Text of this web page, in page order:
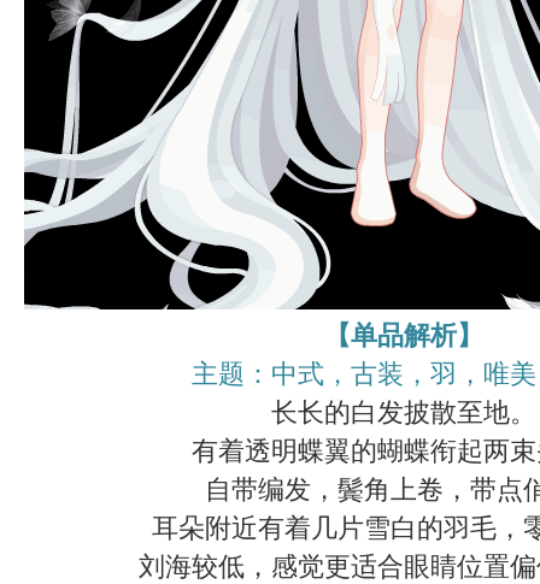
【单品解析】
主题：中式，古装，羽，唯
长长的白发披散至地。
有着透明蝶翼的蝴蝶衔起两
自带编发，鬓角上卷，带点
耳朵附近有着几片雪白的羽毛，
刘海较低，感觉更适合眼睛位置